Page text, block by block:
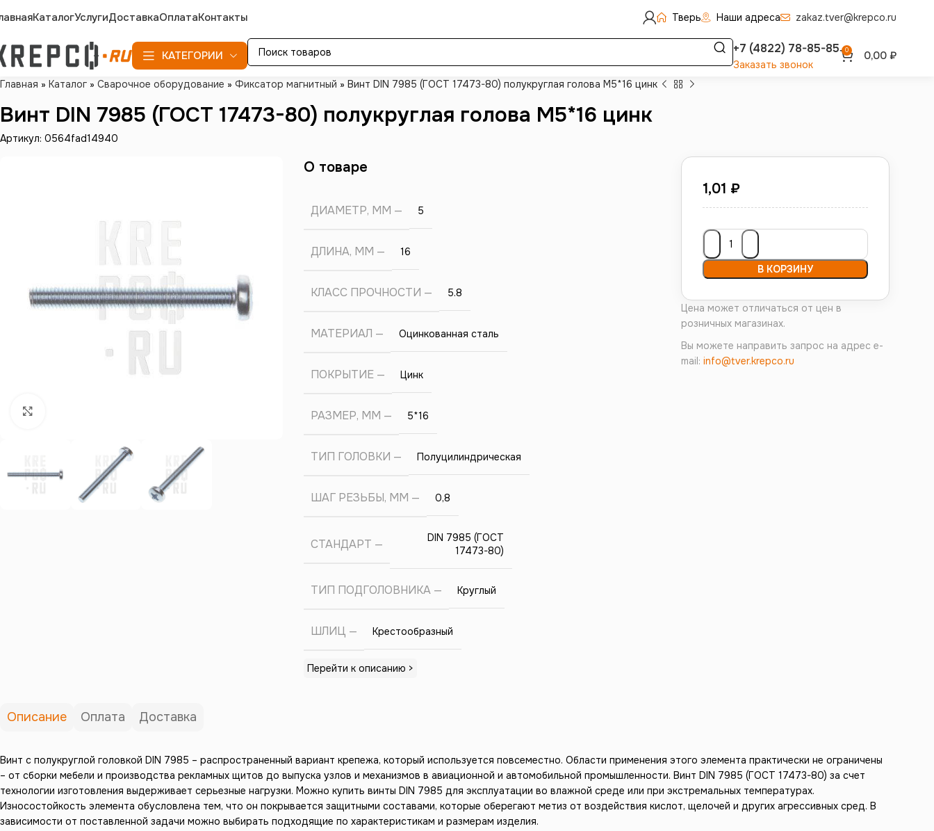
КаталогУслугиДоставкаОплатаКонтакты Тверь Наши адреса zakaz.tver@krepco.ru
КАТЕГОРИИ +7 (4822) 78-85-85
Заказать звонок
0 0,00 ₽
Главная » Каталог » Сварочное оборудование » Фиксатор магнитный » Винт DIN 7985 (ГОСТ 17473-80) полукруглая голова М5*16 цинк
Винт DIN 7985 (ГОСТ 17473-80) полукруглая голова М5*16 цинк
Артикул: 0564fad14940
1,01 ₽
В КОРЗИНУ
Цена может отличаться от цен в
розничных магазинах.
Вы можете направить запрос на адрес e-
mail: info@tver.krepco.ru
О товаре
ДИАМЕТР, ММ 5
ДЛИНА, ММ 16
КЛАСС ПРОЧНОСТИ 5.8
МАТЕРИАЛ Оцинкованная сталь
ПОКРЫТИЕ Цинк
РАЗМЕР, ММ 5*16
ТИП ГОЛОВКИ Полуцилиндрическая
ШАГ РЕЗЬБЫ, ММ 0,8
СТАНДАРТ
DIN 7985 (ГОСТ
17473-80)
ТИП ПОДГОЛОВНИКА Круглый
ШЛИЦ Крестообразный
Перейти к описанию >
Описание Оплата Доставка
Винт с полукруглой головкой DIN 7985 – распространенный вариант крепежа, который используется повсеместно. Области применения этого элемента практически не ограничены
– от сборки мебели и производства рекламных щитов до выпуска узлов и механизмов в авиационной и автомобильной промышленности. Винт DIN 7985 (ГОСТ 17473-80) за счет
технологии изготовления выдерживает серьезные нагрузки. Можно купить винты DIN 7985 для эксплуатации во влажной среде или при экстремальных температурах.
Износостойкость элемента обусловлена тем, что он покрывается защитными составами, которые оберегают метиз от воздействия кислот, щелочей и других агрессивных сред. В
зависимости от поставленной задачи можно выбирать подходящие по характеристикам и размерам изделия.